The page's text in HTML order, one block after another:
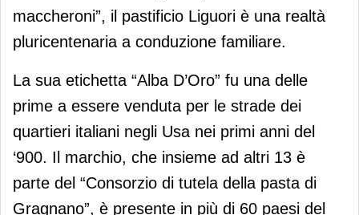
maccheroni”, il pastificio Liguori è una realtà
pluricentenaria a conduzione familiare.
La sua etichetta “Alba D’Oro” fu una delle
prime a essere venduta per le strade dei
quartieri italiani negli Usa nei primi anni del
‘900. Il marchio, che insieme ad altri 13 è
parte del “Consorzio di tutela della pasta di
Gragnano”, è presente in più di 60 paesi del